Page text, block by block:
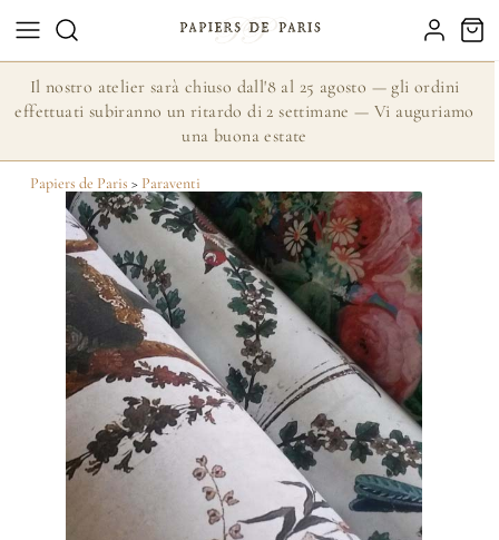
Il nostro atelier sarà chiuso dall'8 al 25 agosto — gli ordini
effettuati subiranno un ritardo di 2 settimane — Vi auguriamo
una buona estate
Papiers de Paris > Paraventi